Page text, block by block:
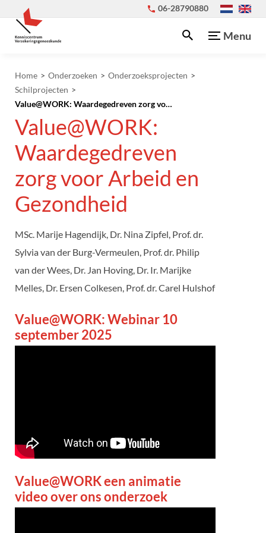
06-28790880
Menu
Home Onderzoeken
Onderzoeksprojecten
Schilprojecten
Value@WORK: Waardegedreven zorg voor Arbeid en Gezondheid
Value@WORK:
Waardegedreven
zorg voor Arbeid en
Gezondheid
MSc. Marije Hagendijk, Dr. Nina Zipfel, Prof. dr.
Sylvia van der Burg-Vermeulen, Prof. dr. Philip
van der Wees, Dr. Jan Hoving, Dr. Ir. Marijke
Melles, Dr. Ersen Colkesen, Prof. dr. Carel Hulshof
Value@WORK: Webinar 10
september 2025
Value@WORK een animatie
video over ons onderzoek